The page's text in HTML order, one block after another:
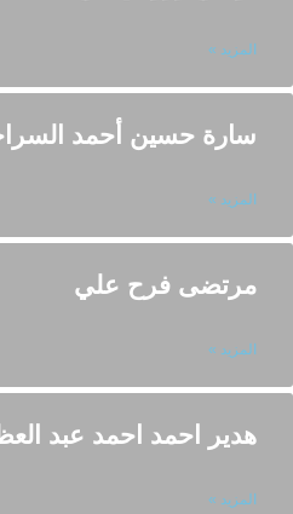
المزيد »
سارة حسين أحمد
المزيد »
مرتضى فرح علي
المزيد »
هدير احمد احمد عبد
المزيد »